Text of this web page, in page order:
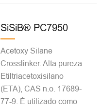
SiSiB® PC7950
Acetoxy Silane
Crosslinker. Alta pureza
Etiltriacetoxisilano
(ETA), CAS n.o. 17689-
77-9. É utilizado como